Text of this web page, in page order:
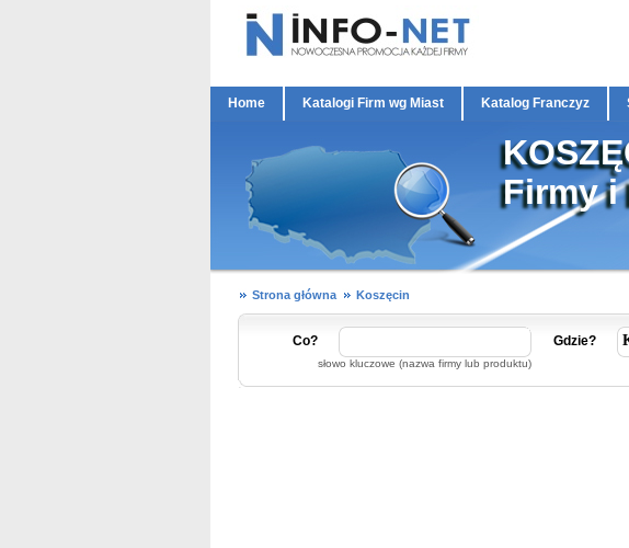
Home Katalogi Firm wg Miast Katalog Franczyz
Firmy i
Strona główna Koszęcin
Co?
słowo kluczowe (nazwa firmy lub produktu)
Gdzie?